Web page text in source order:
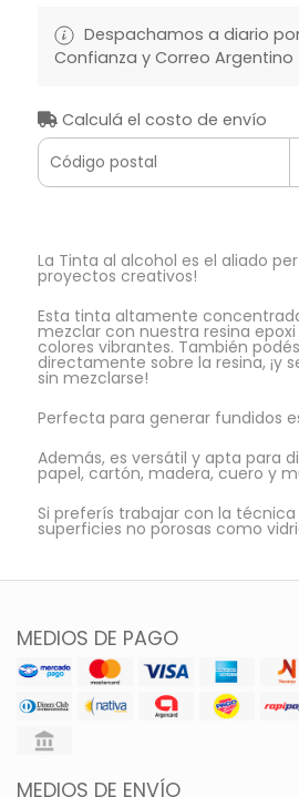
Despachamos a diario
Confianza y Correo Argentino
Calculá el costo de envío
La Tinta al alcohol es el aliado
proyectos creativos!
Esta tinta altamente
mezclar con nuestra resina
colores vibrantes. También
directamente sobre la resina, ¡y
sin mezclarse!
Perfecta para generar fundidos
Además, es versátil y apta para
papel, cartón, madera, cuero y
Si preferís trabajar con la técnica
superficies no porosas como
MEDIOS DE PAGO
MEDIOS DE ENVÍO